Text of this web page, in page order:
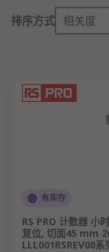
排序方式 相关度
有库存
RS PRO 计数器 小
复位, 切面45 mm
LLL001RSREV00系